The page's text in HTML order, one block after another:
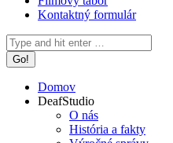
Kontaktný formulár
Search:
Domov
DeafStudio
O nás
História a fakty